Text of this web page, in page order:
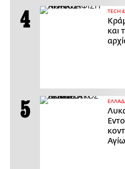
ΤECH
και